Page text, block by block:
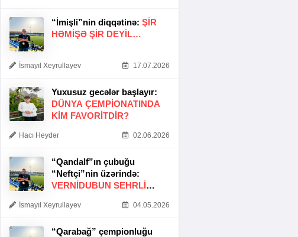
“İmişli”nin diqqətinə: ŞIR
HƏMIŞƏ ŞIR DEYIL…
İsmayıl Xeyrullayev 17.07.2026
Yuxusuz gecələr başlayır:
DÜNYA ÇEMPIONATINDA
KIM FAVORITDIR?
Hacı Heydər 02.06.2026
“Qandalf”ın çubuğu
“Neftçi”nin üzərində:
VERNİDUBUN SEHRLİ
İsmayıl Xeyrullayev 04.05.2026
“Qarabağ” çempionluğu